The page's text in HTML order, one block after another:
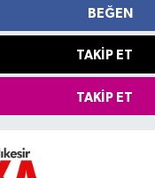
BEĞEN
TAKIP ET
TAKIP ET